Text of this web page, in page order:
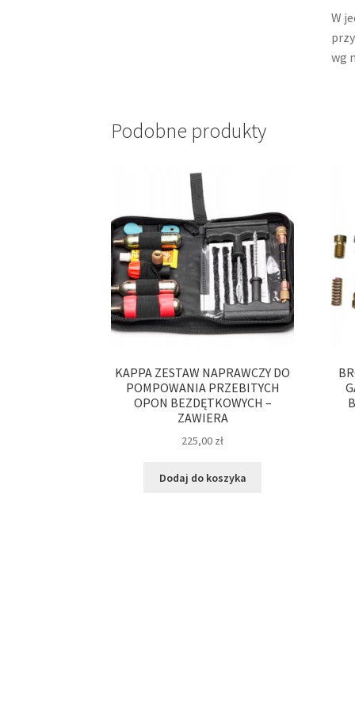
W
wg
Podobne produkty
KAPPA ZESTAW NAPRAWCZY DO
POMPOWANIA PRZEBITYCH
OPON BEZDĘTKOWYCH –
ZAWIERA
225,00 zł
Dodaj do koszyka